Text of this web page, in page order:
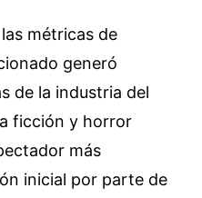
métricas de
generó
de la industria del
ficción y horror
más
inicial por parte de